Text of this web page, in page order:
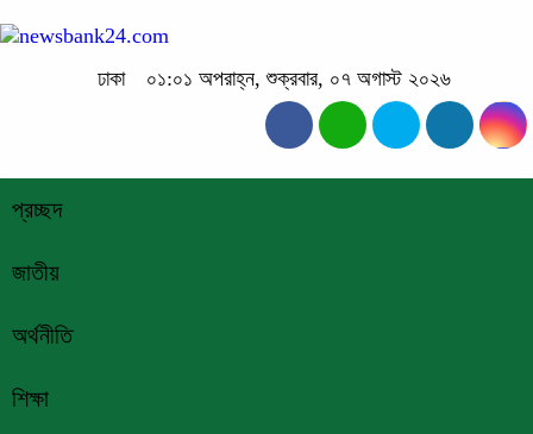
ঢাকা ০১:০১ অপরাহ্ন, শুক্রবার, ০৭ অগাস্ট ২০২৬
প্রচ্ছদ
জাতীয়
অর্থনীতি
শিক্ষা